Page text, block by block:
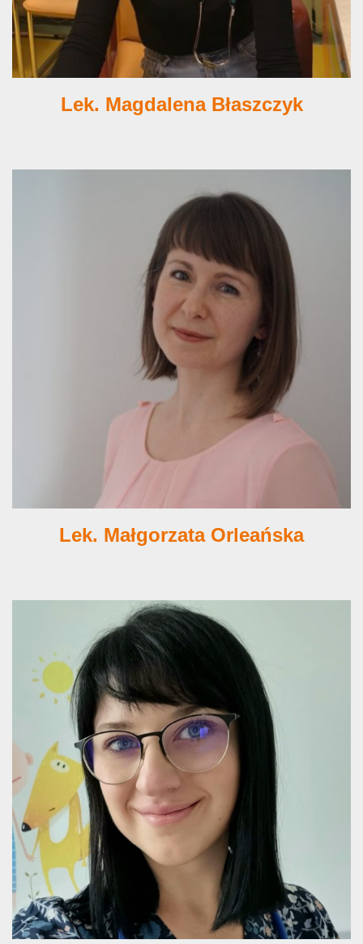
Lek. Magdalena Błaszczyk
Lek. Małgorzata Orleańska